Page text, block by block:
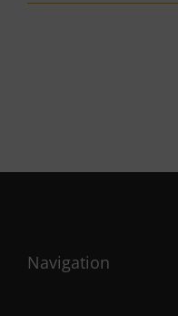
Navigation